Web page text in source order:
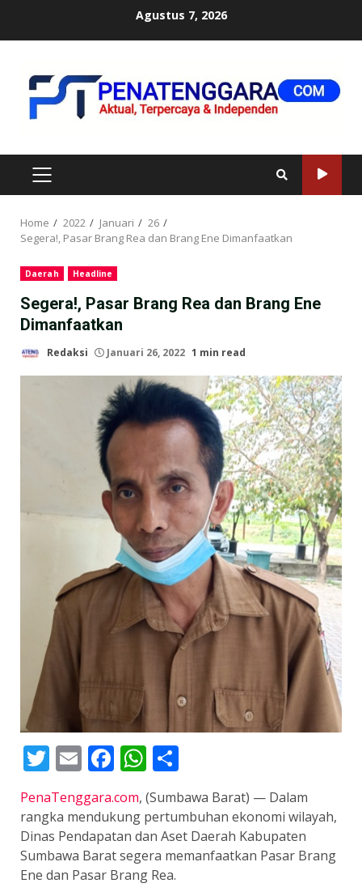
Agustus 7, 2026
PRIMARY
MENU
Home 2022 Januari
26
Segera!, Pasar Brang Rea dan Brang Ene Dimanfaatkan
Daerah Headline
Segera!, Pasar Brang Rea dan Brang Ene
Dimanfaatkan
Redaksi Januari 26, 2022 1 min read
Twitter
EmailFacebook
WhatsApp
PenaTenggara.com, (Sumbawa Barat) — Dalam
rangka mendukung pertumbuhan ekonomi wilayah,
Dinas Pendapatan dan Aset Daerah Kabupaten
Sumbawa Barat segera memanfaatkan Pasar Brang
Ene dan Pasar Brang Rea.